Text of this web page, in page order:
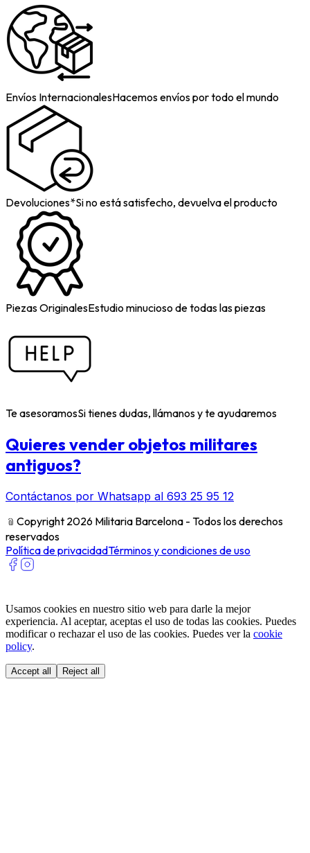
Envíos InternacionalesHacemos envíos por todo el mundo
Devoluciones*Si no está satisfecho, devuelva el producto
Piezas OriginalesEstudio minucioso de todas las piezas
Te asesoramosSi tienes dudas, llámanos y te ayudaremos
Quieres vender objetos militares
antiguos?
Contáctanos por Whatsapp al 693 25 95 12
﹫ Copyright 2026 Militaria Barcelona - Todos los derechos
reservados
Política de privacidadTérminos y condiciones de uso
Usamos cookies en nuestro sitio web para darle la mejor
experiencia. Al aceptar, aceptas el uso de todas las cookies. Puedes
modificar o rechazar el uso de las cookies. Puedes ver la cookie
policy.
Accept all Reject all